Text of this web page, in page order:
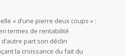
« d’une pierre deux coups » :
termes de rentabilité
part son déclin
la croissance du fait du